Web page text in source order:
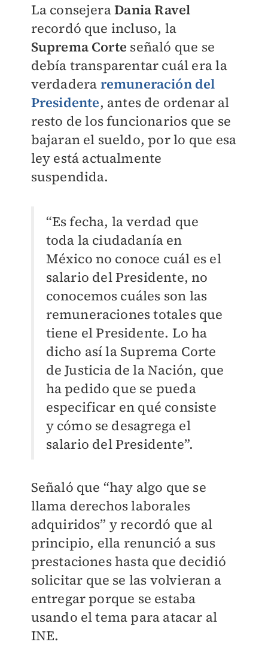
La consejeraDania Ravel
recordó que incluso, la
Suprema Corte señaló que se
debía transparentar cuál era la
verdadera remuneración del
Presidente, antes de ordenar al
resto de los funcionarios que se
bajaran el sueldo, por lo que esa
ley está actualmente
suspendida.
“Es fecha, la verdad que
toda la ciudadanía en
México no conoce cuál es el
salario del Presidente, no
conocemos cuáles son las
remuneraciones totales que
tiene el Presidente. Lo ha
dicho así la Suprema Corte
de Justicia de la Nación, que
ha pedido que se pueda
especificar en qué consiste
y cómo se desagrega el
salario del Presidente”.
Señaló que “hay algo que se
llama derechos laborales
adquiridos” y recordó que al
principio, ella renunció a sus
prestaciones hasta que decidió
solicitar que se las volvieran a
entregar porque se estaba
usando el tema para atacar al
INE.